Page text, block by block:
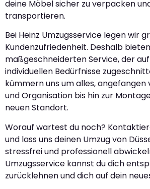
deine Möbel sicher zu verpacken
transportieren.
Bei Heinz Umzugsservice legen wir
Kundenzufriedenheit. Deshalb
maßgeschneiderten Service, der
individuellen Bedürfnisse
kümmern uns um alles, angefangen
und Organisation bis hin zur
neuen Standort.
Worauf wartest du noch?
und lass uns deinen Umzug von
stressfrei und professionell
Umzugsservice kannst du dich
zurücklehnen und dich auf dein